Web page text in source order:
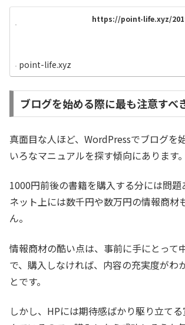
https://point-life.xyz/
point-life.xyz
ブログを始める際に最も注意すべ
真面目な人ほど、WordPressでブログを
いろなマニュアルを探す傾向にあります。
1000円前後の書籍を購入する分には問題
ネット上には数千円や数万円の情報商材
ん。
情報商材の酷い点は、事前に手にとって
で、購入しなければ、内容の充実度がわ
とです。
しかし、HPには期待感ばかり駆り立て